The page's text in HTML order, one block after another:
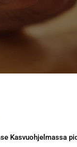
Kasvuohjelmassa